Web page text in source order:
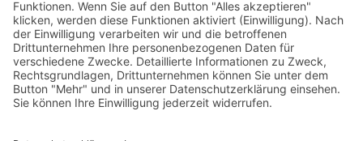
Kooperation
Werbung
Presse- und Öffentlichkeitsarbeit
Aktuelles